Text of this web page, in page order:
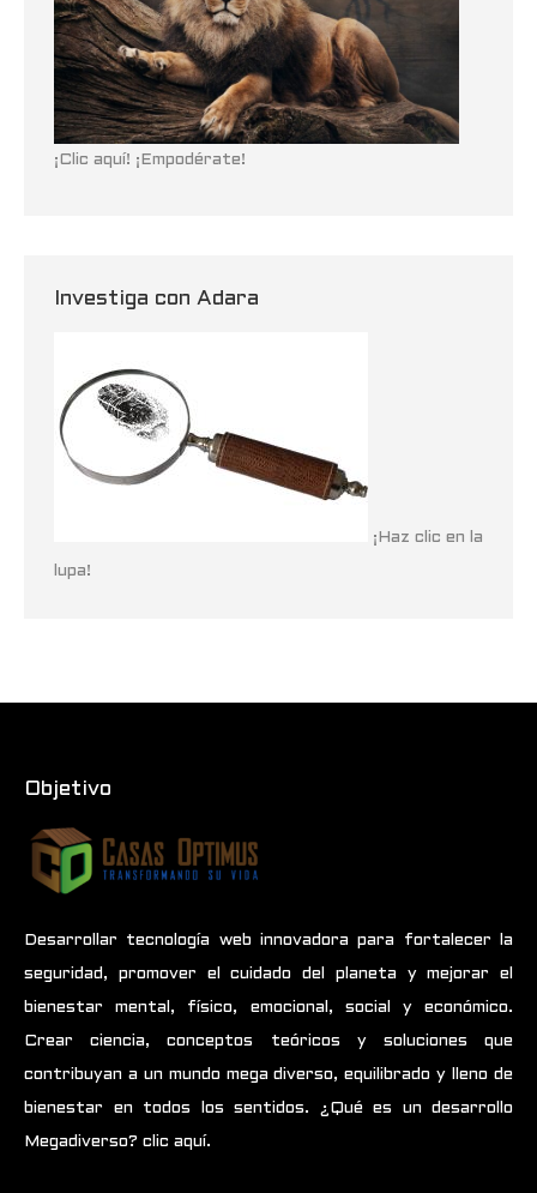
¡Clic aquí! ¡Empodérate!
Investiga con Adara
¡Haz clic en la
lupa!
Objetivo
Desarrollar tecnología web innovadora para fortalecer la
seguridad, promover el cuidado del planeta y mejorar el
bienestar mental, físico, emocional, social y económico.
Crear ciencia, conceptos teóricos y soluciones que
contribuyan a un mundo mega diverso, equilibrado y lleno de
bienestar en todos los sentidos. ¿Qué es un desarrollo
Megadiverso? clic aquí.